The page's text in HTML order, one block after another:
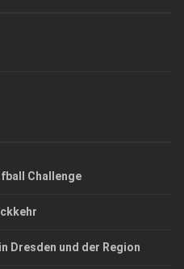
Challenge
Dresden und der Region